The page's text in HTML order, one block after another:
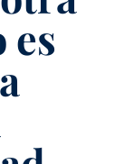
es